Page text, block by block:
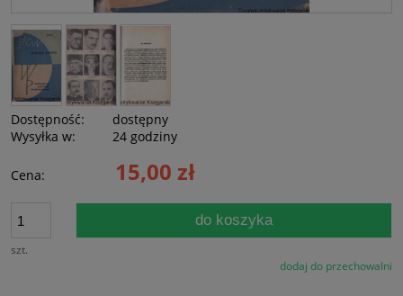
Dostępność:
dostępny
Wysyłka w:
24 godziny
Cena: 15,00 zł
szt.
do koszyka
dodaj do przechowalni